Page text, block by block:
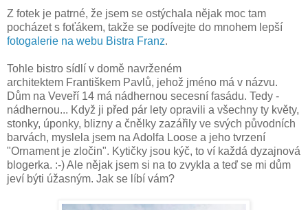
Z fotek je patrné, že jsem se ostýchala nějak moc tam
pocházet s foťákem, takže se podívejte do mnohem lepší
fotogalerie na webu Bistra Franz.
Tohle bistro sídlí v domě navrženém
architektem Františkem Pavlů, jehož jméno má v názvu.
Dům na Veveří 14 má nádhernou secesní fasádu. Tedy -
nádhernou... Když ji před pár lety opravili a všechny ty květy,
stonky, úponky, blizny a čnělky zazářily ve svých původních
barvách, myslela jsem na Adolfa Loose a jeho tvrzení
"Ornament je zločin". Kytičky jsou kýč, to ví každá dyzajnová
blogerka. :-) Ale nějak jsem si na to zvykla a teď se mi dům
jeví býti úžasným. Jak se líbí vám?